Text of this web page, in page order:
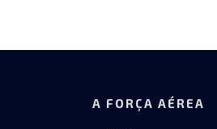
A FORÇA AÉREA